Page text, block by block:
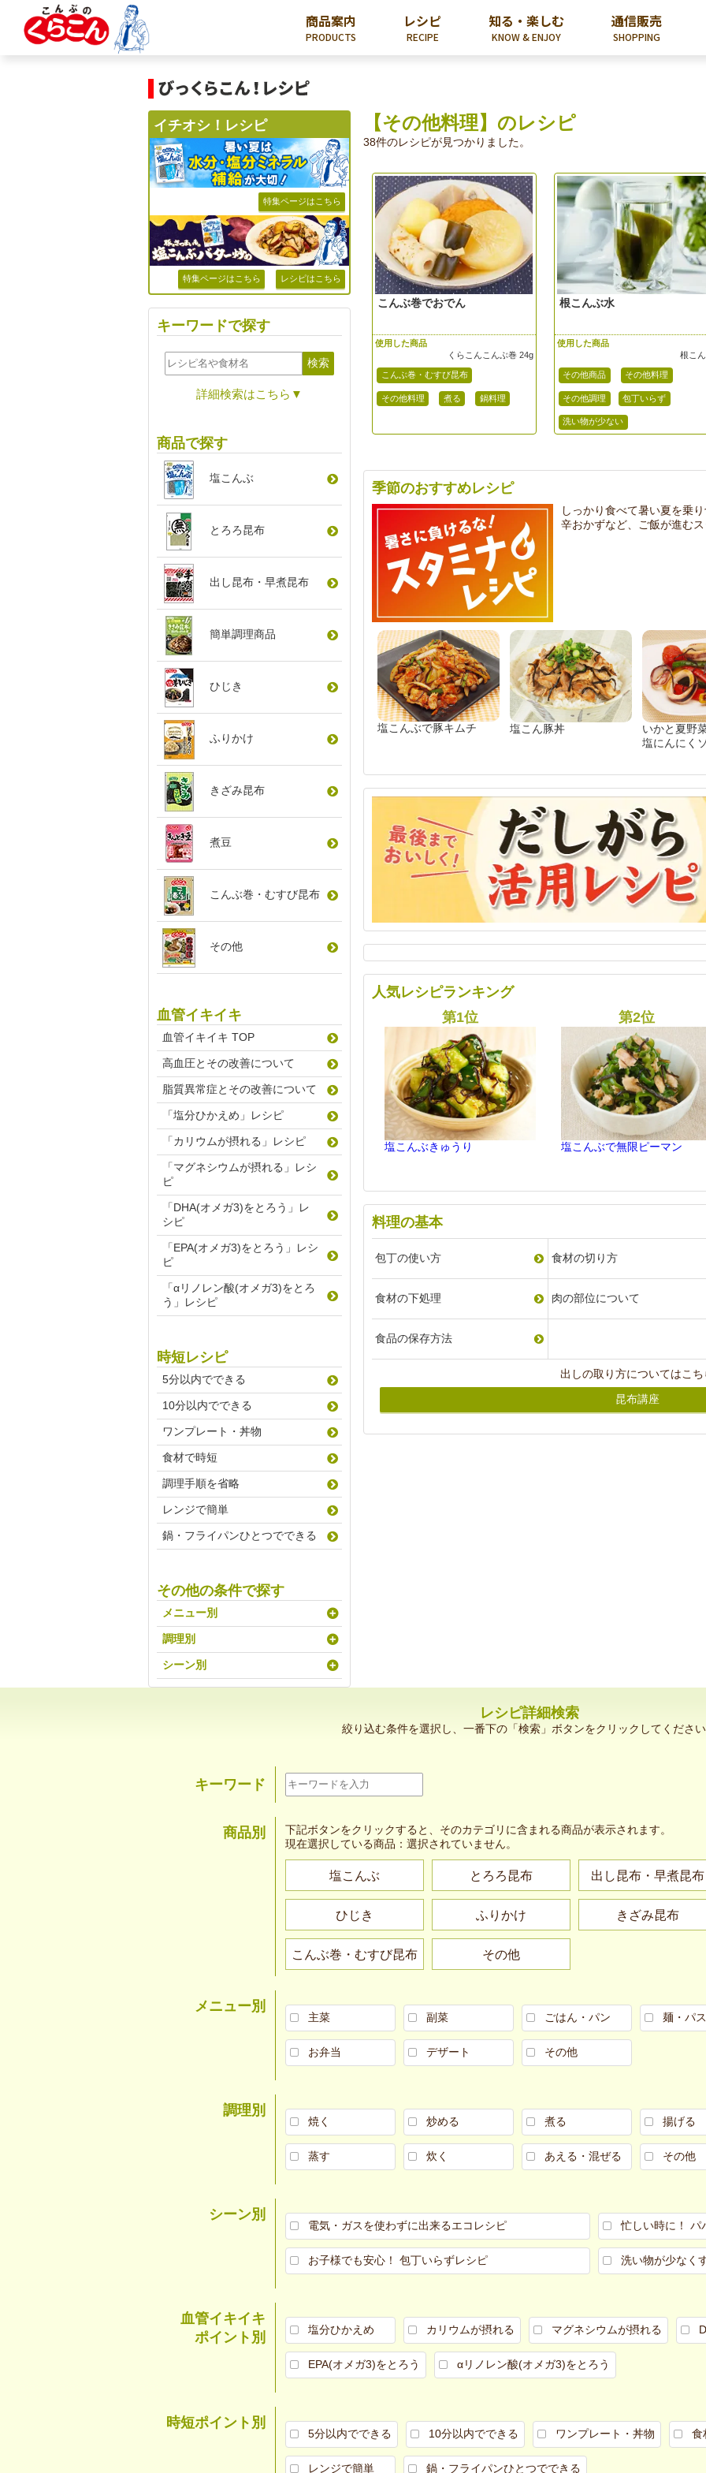
商品案内
PRODUCTS
レシピ
RECIPE
知る・楽しむ
KNOW & ENJOY
通信販売
SHOPPING
【その他料理】のレシピ
38件のレシピが見つかりました。
こんぶ巻でおでん
使用した商品
くらこんこんぶ巻 24g
こんぶ巻・むすび昆布
その他料理 煮る 鍋料理
根こんぶ水
使用した商品
根こ
その他商品 その他料理
その他調理 包丁いらず
洗い物が少ない
季節のおすすめレシピ
しっかり食べて暑い夏を乗
辛おかずなど、ご飯が進む
塩こんぶで豚キムチ 塩こん豚丼
いかと夏野
塩にんにく
人気レシピランキング
塩こんぶきゅうり 塩こんぶで無限ピーマン
料理の基本
包丁の使い方 食材の切り方
食材の下処理 肉の部位について
食品の保存方法
出しの取り方についてはこち
昆布講座
イチオシ！レシピ
特集ページはこちら
特集ページはこちら レシピはこちら
キーワードで探す
詳細検索はこちら▼
商品で探す
塩こんぶ
とろろ昆布
出し昆布 ・ 早煮昆布
簡単調理商品
ひじき
ふりかけ
きざみ昆布
煮豆
こんぶ巻 ・ むすび昆布
その他
血管イキイキ
血管イキイキ TOP
高血圧とその改善について
脂質異常症とその改善について
「塩分ひかえめ」レシピ
「カリウムが摂れる」レシピ
「マグネシウムが摂れる」レシ
ピ
「DHA(オメガ3)をとろう」レ
シピ
「EPA(オメガ3)をとろう」レシ
ピ
「αリノレン酸(オメガ3)をとろ
う」レシピ
時短レシピ
5分以内でできる
10分以内でできる
ワンプレート・丼物
食材で時短
調理手順を省略
レンジで簡単
鍋・フライパンひとつでできる
その他の条件で探す
メニュー別
調理別
シーン別
レシピ詳細検索
絞り込む条件を選択し、一番下の「検索」ボタンをクリックしてくださ
キーワード
商品別
下記ボタンをクリックすると、そのカテゴリに含まれる商品が表示されます。
現在選択している商品： 選択されていません。
塩こんぶ とろろ昆布 出し昆布・早煮昆布
ひじき ふりかけ きざみ昆布
こんぶ巻・むすび昆布 その他
メニュー別
主菜 副菜 ごはん・パン 麺・パ
お弁当 デザート その他
調理別
焼く 炒める 煮る 揚げる
蒸す 炊く あえる・混ぜる その他
シーン別
電気・ガスを使わずに出来るエコレシピ 忙しい時に！ パ
お子様でも安心！ 包丁いらずレシピ 洗い物が少なく
血管イキイキ
ポイント別
塩分ひかえめ カリウムが摂れる マグネシウムが摂れる
EPA(オメガ3)をとろう αリノレン酸(オメガ3)をとろう
時短ポイント別
5分以内でできる 10分以内でできる ワンプレート・丼物 食
レンジで簡単 鍋・フライパンひとつでできる